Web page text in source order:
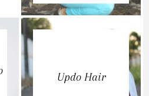
Updo Hair